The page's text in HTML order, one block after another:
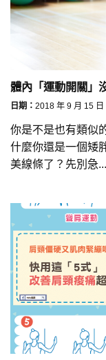
體內「運動開關」
日期： 2018 年 9 月 15 日
你是不是也有類似
什麼你還是一個矮
美線條了？先別急...